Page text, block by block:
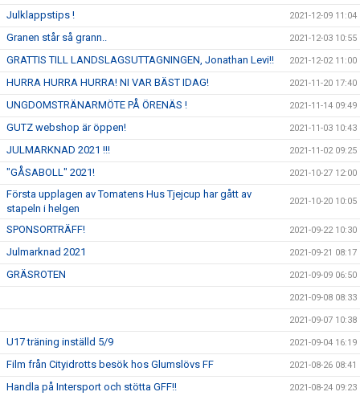
Julklappstips ! 2021-12-09 11:04
Granen står så grann.. 2021-12-03 10:55
GRATTIS TILL LANDSLAGSUTTAGNINGEN, Jonathan Levi!! 2021-12-02 11:00
HURRA HURRA HURRA! NI VAR BÄST IDAG! 2021-11-20 17:40
UNGDOMSTRÄNARMÖTE PÅ ÖRENÄS ! 2021-11-14 09:49
GUTZ webshop är öppen! 2021-11-03 10:43
JULMARKNAD 2021 !!! 2021-11-02 09:25
"GÅSABOLL" 2021! 2021-10-27 12:00
Första upplagen av Tomatens Hus Tjejcup har gått av
stapeln i helgen
2021-10-20 10:05
SPONSORTRÄFF! 2021-09-22 10:30
Julmarknad 2021 2021-09-21 08:17
GRÄSROTEN 2021-09-09 06:50
2021-09-08 08:33
2021-09-07 10:38
U17 träning inställd 5/9 2021-09-04 16:19
Film från Cityidrotts besök hos Glumslövs FF 2021-08-26 08:41
Handla på Intersport och stötta GFF!! 2021-08-24 09:23